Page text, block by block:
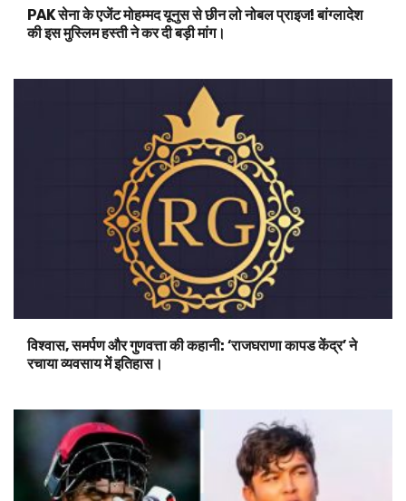
PAK सेना के एजेंट मोहम्मद यूनुस से छीन लो नोबल प्राइज! बांग्लादेश
की इस मुस्लिम हस्ती ने कर दी बड़ी मांग।
विश्वास, समर्पण और गुणवत्ता की कहानी: ‘राजघराणा कापड केंद्र’ ने
रचाया व्यवसाय में इतिहास।